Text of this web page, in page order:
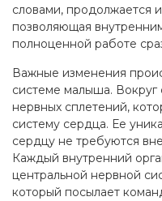
словами, продолжается
позволяющая
полноценной работе
Важные изменения
системе малыша. Вокруг
нервных сплетений,
систему сердца. Ее
сердцу не требуются
Каждый внутренний
центральной нервной
который посылает